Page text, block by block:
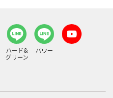
ハード&
グリーン
パワー